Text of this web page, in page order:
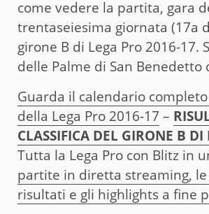
come vedere la partita, gara
trentaseiesima giornata (17a
girone B di Lega Pro 2016-17.
delle Palme di San Benedetto
Guarda il calendario
della Lega Pro 2016-17 –
CLASSIFICA DEL GIRONE B DI
Tutta la Lega Pro con Blitz in
partite in diretta streaming, le
risultati e gli highlights a fine